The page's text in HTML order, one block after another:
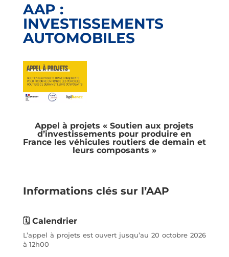
AAP :
INVESTISSEMENTS
AUTOMOBILES
Appel à projets « Soutien aux projets
d’investissements pour produire en
France les véhicules routiers de demain et
leurs composants »
Informations clés sur l’AAP
🗓️ Calendrier
L’appel à projets est ouvert jusqu’au 20 octobre 2026
à 12h00